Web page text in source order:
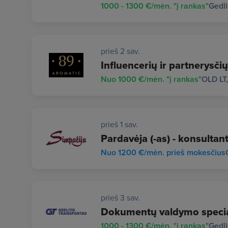
1000 - 1300 €/mėn. "į rankas"
prieš 2 sav.
Influencerių ir
OLD
Nuo 1000 €/mėn. "į rankas"
prieš 1 sav.
Pardavėja (-as) -
Nuo 1200 €/mėn. prieš mokesčius
prieš 3 sav.
Dokumentų valdymo